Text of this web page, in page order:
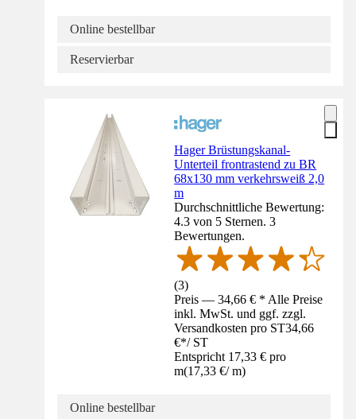
Online bestellbar
Reservierbar
Hager Brüstungskanal-
Unterteil frontrastend zu BR
68x130 mm verkehrsweiß 2,0
m
Durchschnittliche Bewertung:
4.3 von 5 Sternen. 3
Bewertungen.
(3)
Preis — 34,66 € * Alle Preise
inkl. MwSt. und ggf. zzgl.
Versandkosten pro ST34,66
€*/ ST
Entspricht 17,33 € pro
m(17,33 €/ m)
Online bestellbar